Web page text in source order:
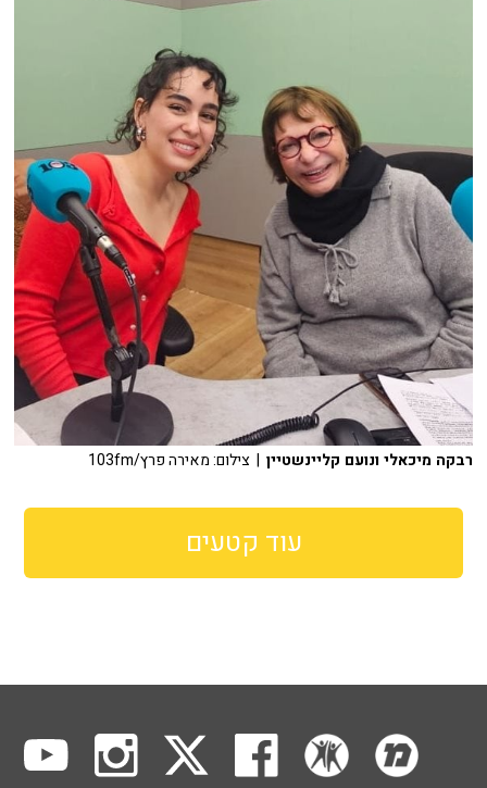
רבקה מיכאלי ונועם קליינשטיין | צילום: מאירה פרץ/103fm
עוד קטעים